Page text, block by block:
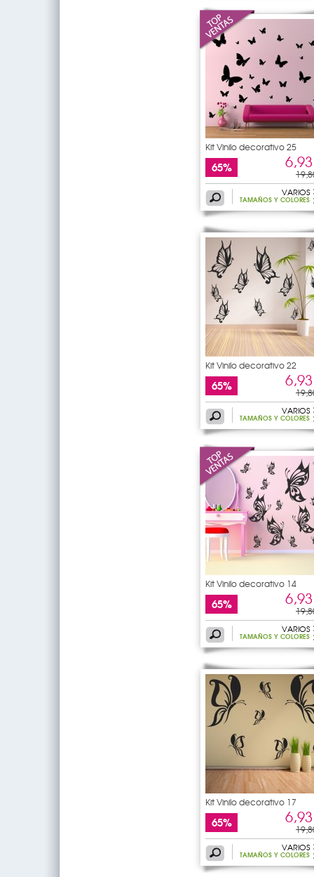
Kit Vinilo decorativo 25
65%
VARIOS
TAMAÑOS Y COLORES
Kit Vinilo decorativo 22
65%
VARIOS
TAMAÑOS Y COLORES
Kit Vinilo decorativo 14
65%
VARIOS
TAMAÑOS Y COLORES
Kit Vinilo decorativo 17
65%
VARIOS
TAMAÑOS Y COLORES